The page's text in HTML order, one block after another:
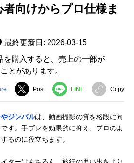
向けからプロ仕様ま
最終更新日: 2026-03-15
購入すると、売上の一部が
とがあります。
Post LINE Copy
ジンバルは、動画撮影の質を格段に向
す。手ブレを効果的に抑え、プロのよ
るのに役立ちます。
ターはもちろん、旅行の思い出をより